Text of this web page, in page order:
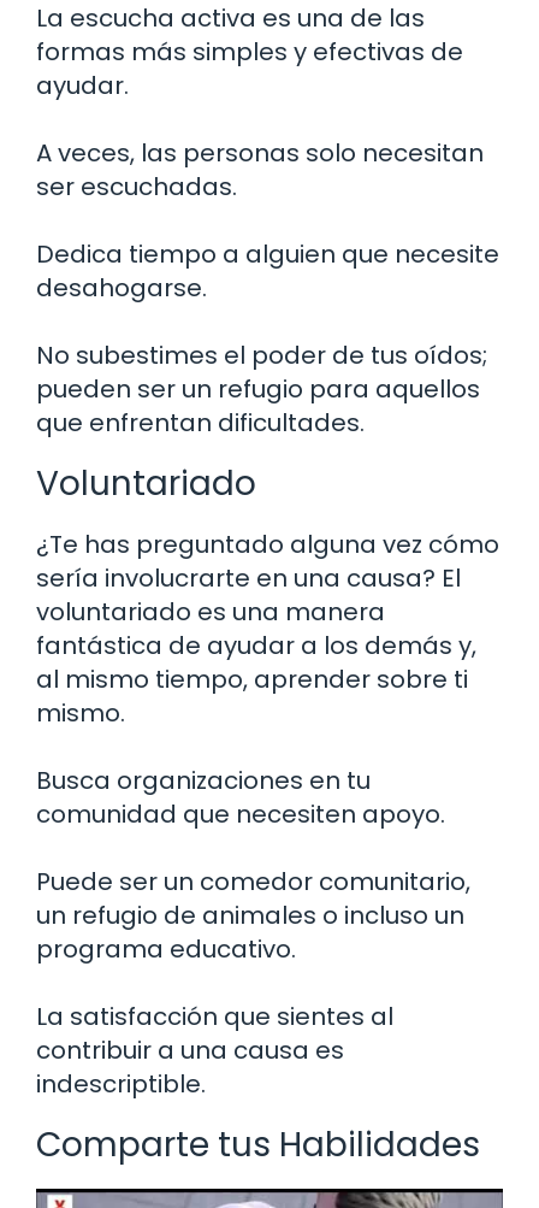
La escucha activa es una de las
formas más simples y efectivas de
ayudar.
A veces, las personas solo necesitan
ser escuchadas.
Dedica tiempo a alguien que necesite
desahogarse.
No subestimes el poder de tus oídos;
pueden ser un refugio para aquellos
que enfrentan dificultades.
Voluntariado
¿Te has preguntado alguna vez cómo
sería involucrarte en una causa? El
voluntariado es una manera
fantástica de ayudar a los demás y,
al mismo tiempo, aprender sobre ti
mismo.
Busca organizaciones en tu
comunidad que necesiten apoyo.
Puede ser un comedor comunitario,
un refugio de animales o incluso un
programa educativo.
La satisfacción que sientes al
contribuir a una causa es
indescriptible.
Comparte tus Habilidades